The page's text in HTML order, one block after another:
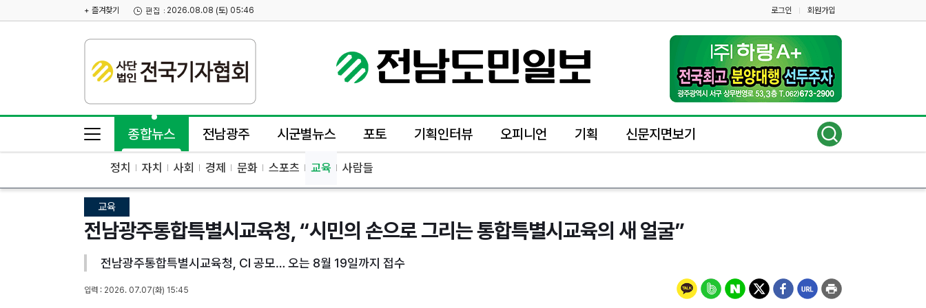
+ 즐겨찾기 2026.08.08 (토) 05:46 로그인 | 회원가입
종합뉴스
정치 자치 사회 경제 문화 스포츠 교육 사람들
전남광주 시군별뉴스 포토 기획인터뷰 오피니언 기획 신문지면보기
교육
전남광주통합특별시교육청, “시민의 손으로 그리는 통합특별시교육의 새 얼굴”
전남광주통합특별시교육청, CI 공모… 오는 8월 19일까지 접수
입력 : 2026. 07.07(화) 15:45